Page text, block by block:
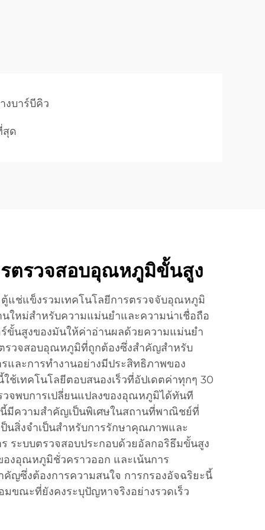
งบาร์บีคิว
สุด
ตรวจสอบอุณหภูมิขั้นสูง
ตู้แช่แข็งรวมเทคโนโลยีการตรวจจับอุณหภูมิ
ใหม่สำหรับความแม่นยำและความน่าเชื่อถือ
ร์ขั้นสูงของมันให้ค่าอ่านผลด้วยความแม่นยำ
ตรวจสอบอุณหภูมิที่ถูกต้องซึ่งสำคัญสำหรับ
และการทำงานอย่างมีประสิทธิภาพของ
ช้เทคโนโลยีตอบสนองเร็วที่อัปเดตค่าทุกๆ 30
จพบการเปลี่ยนแปลงของอุณหภูมิได้ทันที
นี้มีความสำคัญเป็นพิเศษในสถานที่พาณิชย์ที่
นสิ่งจำเป็นสำหรับการรักษาคุณภาพและ
ระบบตรวจสอบประกอบด้วยอัลกอริธึมขั้นสูง
องอุณหภูมิชั่วคราวออก และเน้นการ
ญซึ่งต้องการความสนใจ การกรองอัจฉริยะนี้
มขณะที่ยังคงระบุปัญหาจริงอย่างรวดเร็ว